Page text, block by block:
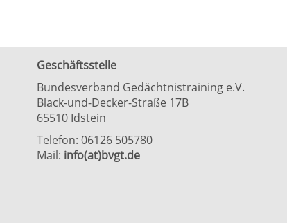
Geschäftsstelle
Bundesverband Gedächtnistraining e.V.
Black-und-Decker-Straße 17B
65510 Idstein
Telefon: 06126 505780
Mail: info(at)bvgt.de